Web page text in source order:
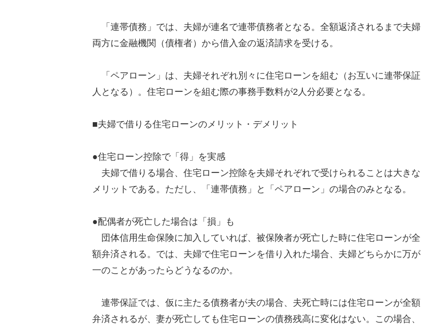
「連帯債務」では、夫婦が連名で連帯債務者となる。全額返済されるまで夫婦
両方に金融機関（債権者）から借入金の返済請求を受ける。
「ペアローン」は、夫婦それぞれ別々に住宅ローンを組む（お互いに連帯保証
人となる）。住宅ローンを組む際の事務手数料が2人分必要となる。
■夫婦で借りる住宅ローンのメリット・デメリット
●住宅ローン控除で「得」を実感
夫婦で借りる場合、住宅ローン控除を夫婦それぞれで受けられることは大きな
メリットである。ただし、「連帯債務」と「ペアローン」の場合のみとなる。
●配偶者が死亡した場合は「損」も
団体信用生命保険に加入していれば、被保険者が死亡した時に住宅ローンが全
額弁済される。では、夫婦で住宅ローンを借り入れた場合、夫婦どちらかに万が
一のことがあったらどうなるのか。
連帯保証では、仮に主たる債務者が夫の場合、夫死亡時には住宅ローンが全額
弁済されるが、妻が死亡しても住宅ローンの債務残高に変化はない。この場合、